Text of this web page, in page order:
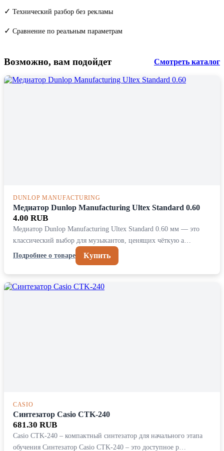
✓ Технический разбор без рекламы
✓ Сравнение по реальным параметрам
Возможно, вам подойдет Смотреть каталог
DUNLOP MANUFACTURING
Медиатор Dunlop Manufacturing Ultex Standard 0.60
4.00 RUB
Медиатор Dunlop Manufacturing Ultex Standard 0.60 мм — это
классический выбор для музыкантов, ценящих чёткую а…
Подробнее о товаре
Купить
CASIO
Синтезатор Casio CTK-240
681.30 RUB
Casio CTK-240 – компактный синтезатор для начального этапа
обучения Синтезатор Casio CTK-240 – это доступное р…